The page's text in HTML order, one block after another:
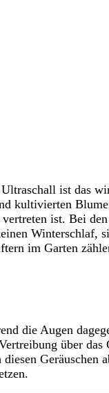
Ultraschall ist das
kultivierten
ist. Bei
Winterschlaf,
im Garten
die Augen
über
Geräuschen